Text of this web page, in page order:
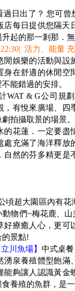
過日出了？ 您可
每日提供您隔
起的那一剎那．無
活力、能量
閒娛樂的活動與
身在舒適的休閒
能錯過的安排。
WAT & G公司規
，有悅來廣場、
拍攝取景的場景。
的花蓮．一定要盡
處充滿了海洋釋
自然的芬多精更
頃超大園區內有花
物們~梅花鹿、
好療癒人心，更
景點!
立川魚場】 中式桌餐
泉養殖體型飽滿
夠讓人認識黃
養殖的魚群，是